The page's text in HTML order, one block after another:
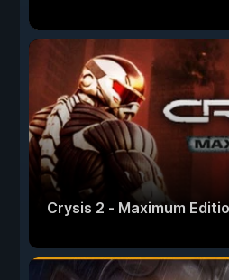
Crysis 2 - Maximum